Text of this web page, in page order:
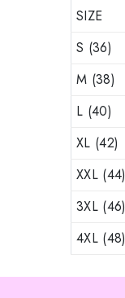
SIZE
S (36)
M (38)
L (40)
XL (42)
XXL (44)
3XL (46)
4XL (48)